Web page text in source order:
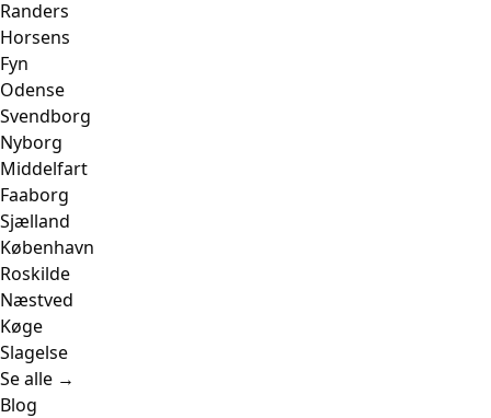
Randers
Horsens
Fyn
Odense
Svendborg
Nyborg
Middelfart
Faaborg
Sjælland
København
Roskilde
Næstved
Køge
Slagelse
Se alle →
Blog